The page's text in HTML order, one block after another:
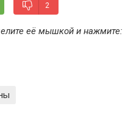
2
её мышкой и нажмите: